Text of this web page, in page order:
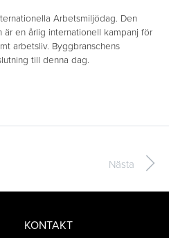
Arbetsmiljödag. Den
en årlig internationell kampanj för
arbetsliv. Byggbranschens
till denna dag.
Nästa
KONTAKT